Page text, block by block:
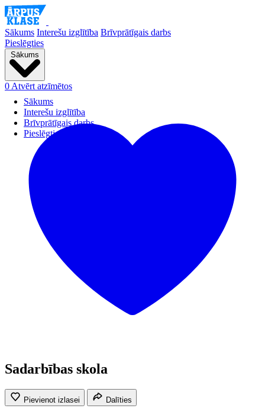
Sākums Interešu izglītība Brīvprātīgais darbs
Pieslēgties
Sākums
Sākums
Interešu izglītība
Brīvprātīgais darbs
Pieslēgties
0 Atvērt atzīmētos
Sadarbības skola
Pievienot izlasei Dalīties